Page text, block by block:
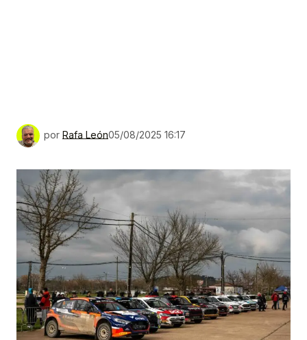
por Rafa León05/08/2025 16:17